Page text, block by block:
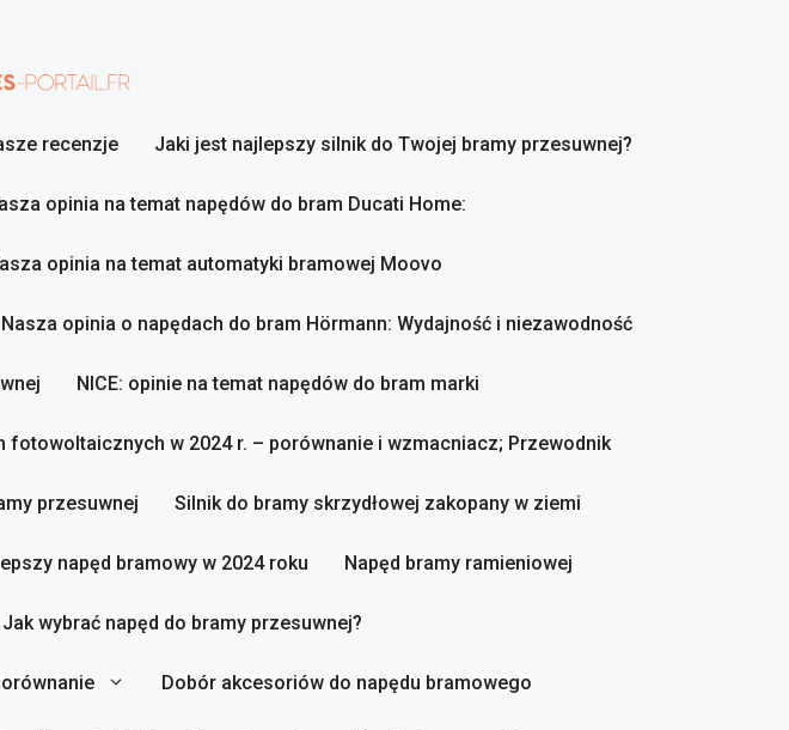
recenzje Jaki jest najlepszy silnik do Twojej bramy przesuwnej?
opinia na temat napędów do bram Ducati Home:
opinia na temat automatyki bramowej Moovo
Nasza opinia o napędach do bram Hörmann: Wydajność i niezawodność
NICE: opinie na temat napędów do bram marki
fotowoltaicznych w 2024 r. – porównanie i wzmacniacz; Przewodnik
przesuwnej Silnik do bramy skrzydłowej zakopany w ziemi
napęd bramowy w 2024 roku Napęd bramy ramieniowej
Jak wybrać napęd do bramy przesuwnej?
Dobór akcesoriów do napędu bramowego